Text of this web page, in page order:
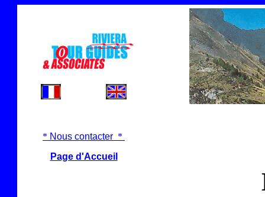
* Nous contacter *
Page d'Accueil